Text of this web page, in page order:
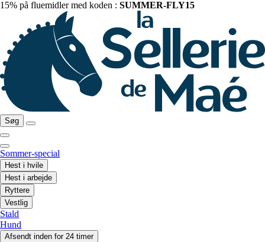
15% på fluemidler med koden : SUMMER-FLY15
Søg
Sommer-special
Hest i hvile
Hest i arbejde
Ryttere
Vestlig
Stald
Hund
Afsendt inden for 24 timer